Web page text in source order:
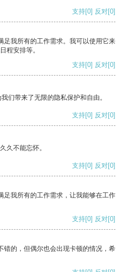
支持[0] 反对[0]
足我所有的工作需求。我可以使用它来
程安排等。
支持[0] 反对[0]
们带来了无限的隐私保护和自由。
支持[0] 反对[0]
久不能忘怀。
支持[0] 反对[0]
足我所有的工作需求，让我能够在工作
支持[0] 反对[0]
错的，但偶尔也会出现卡顿的情况，希